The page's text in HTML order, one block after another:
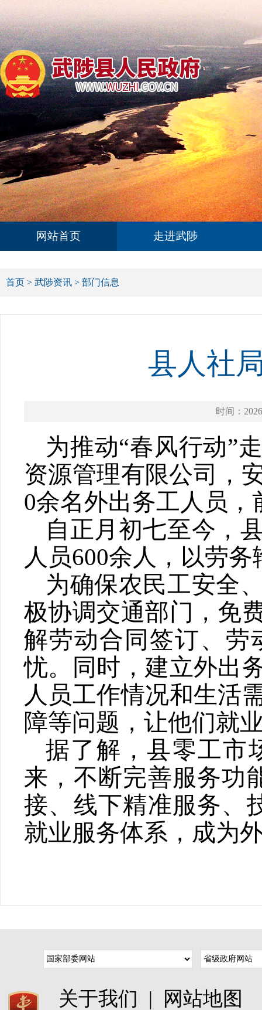
网站首页 走进武陟
首页 > 武陟资讯 > 部门信息
县人社
时间：
为推动“春风行动”
资源管理有限公司，
0余名外出务工人员
自正月初七至今，
人员600余人 ， 以劳务
为确保农民工安全
极协调交通部门，免
解劳动合同签订、劳
忧。同时，建立外出
人员工作情况和生活
障等问题，让他们就
据了解，县零工市
来，不断完善服务功
接、线下精准服务、
就业服务体系，成为
关于我们 |
网站地图